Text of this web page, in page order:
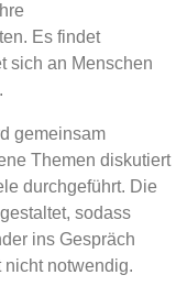
Es findet
sich an Menschen
gemeinsam
Themen diskutiert
durchgeführt. Die
sodass
ins Gespräch
nicht notwendig.